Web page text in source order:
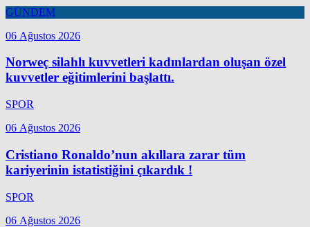
GÜNDEM
06 Ağustos 2026
Norweç silahlı kuvvetleri kadınlardan oluşan özel
kuvvetler eğitimlerini başlattı.
SPOR
06 Ağustos 2026
Cristiano Ronaldo’nun akıllara zarar tüm
kariyerinin istatistiğini çıkardık !
SPOR
06 Ağustos 2026